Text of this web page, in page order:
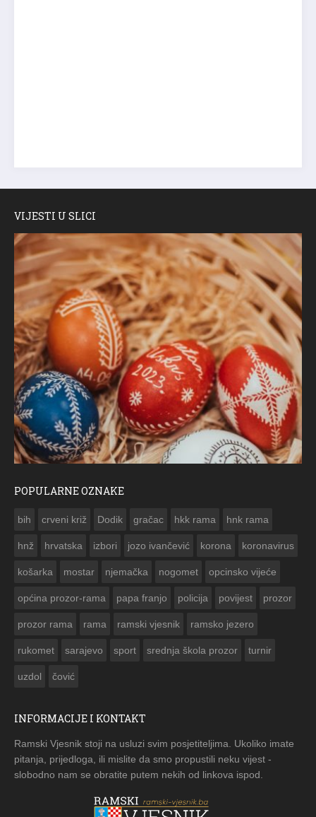
VIJESTI U SLICI
POPULARNE OZNAKE
bih crveni križ Dodik gračac hkk rama hnk rama
hnž hrvatska izbori jozo ivančević korona koronavirus
košarka mostar njemačka nogomet opcinsko vijeće
općina prozor-rama papa franjo policija povijest prozor
prozor rama rama ramski vjesnik ramsko jezero
rukomet sarajevo sport srednja škola prozor turnir
uzdol čović
INFORMACIJE I KONTAKT
Ramski Vjesnik stoji na usluzi svim posjetiteljima. Ukoliko imate
pitanja, prijedloga, ili mislite da smo propustili neku vijest -
slobodno nam se obratite putem nekih od linkova ispod.